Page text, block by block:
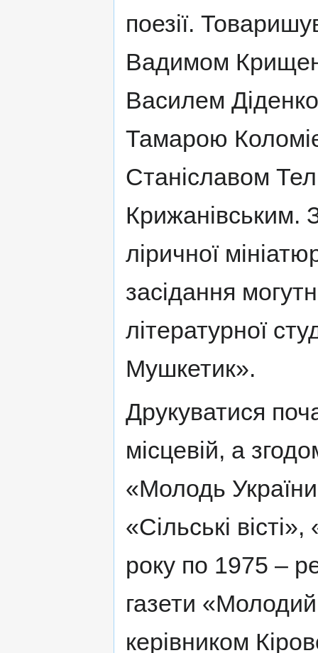
поезії.
Вадимом
Василем
Тамарою
Станіславом
Крижанівським.
ліричної
засідання
літературної
Мушкетик».
Друкуватися
місцевій, а
«Молодь
«Сільські
року по 1975 –
газети
керівником